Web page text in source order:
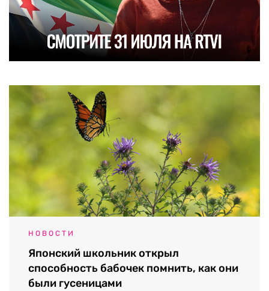
НОВОСТИ
Японский школьник открыл
способность бабочек помнить, как они
были гусеницами